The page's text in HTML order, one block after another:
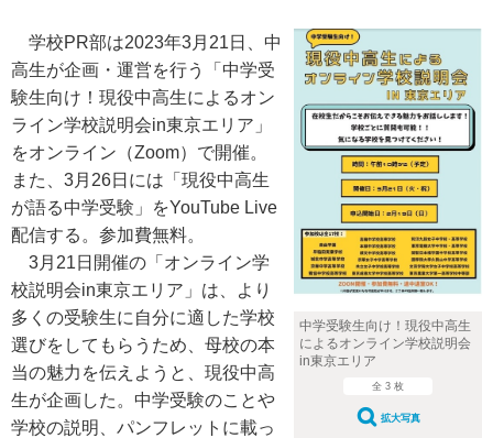
中学受験生向け！現役中高生
によるオンライン学校説明会
in東京エリア
全 3 枚
拡大写真
学校PR部は2023年3月21日、中
高生が企画・運営を行う「中学受
験生向け！現役中高生によるオン
ライン学校説明会in東京エリア」
をオンライン（Zoom）で開催。
また、3月26日には「現役中高生
が語る中学受験」をYouTube Live
配信する。参加費無料。
3月21日開催の「オンライン学
校説明会in東京エリア」は、より
多くの受験生に自分に適した学校
選びをしてもらうため、母校の本
当の魅力を伝えようと、現役中高
生が企画した。中学受験のことや
学校の説明、パンフレットに載っ